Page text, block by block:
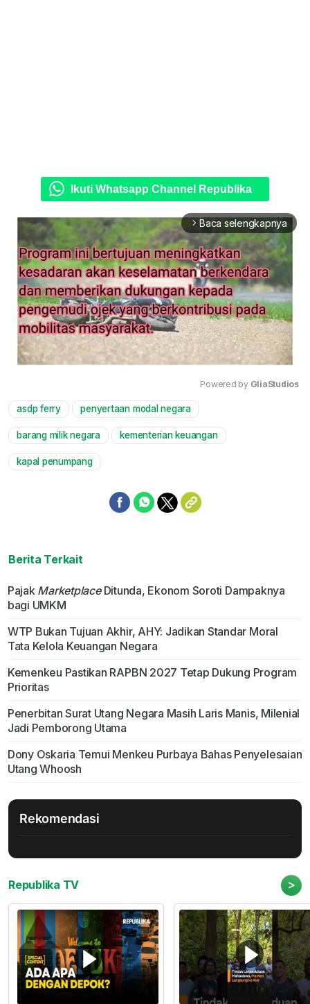
Ikuti Whatsapp Channel Republika
arrow_forward_ios Baca selengkapnya
Powered by GliaStudios
asdp ferry penyertaan modal negara
barang milik negara kementerian keuangan
kapal penumpang
Berita Terkait
Pajak MarketplaceDitunda, Ekonom Soroti Dampaknya
bagi UMKM
WTP Bukan Tujuan Akhir, AHY: Jadikan Standar Moral
Tata Kelola Keuangan Negara
Kemenkeu Pastikan RAPBN 2027 Tetap Dukung Program
Prioritas
Penerbitan Surat Utang Negara Masih Laris Manis, Milenial
Jadi Pemborong Utama
Dony Oskaria Temui Menkeu Purbaya Bahas Penyelesaian
Utang Whoosh
Rekomendasi
Republika TV >